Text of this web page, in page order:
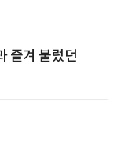
즐겨 불렀던